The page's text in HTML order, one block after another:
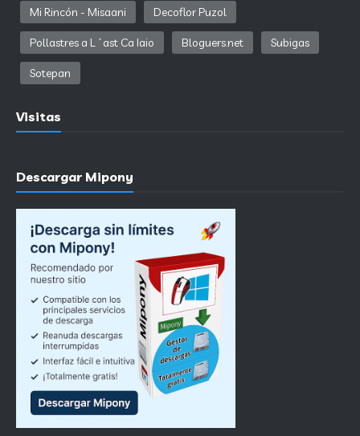
Mi Rincón - Misaani Decoflor Puzol
Pollastres a L´ast Ca Iaio Bloguers.net Subigas
Sotepan
Visitas
Descargar Mipony